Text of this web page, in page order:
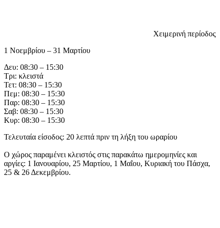
Χειμερινή περίοδος
1 Νοεμβρίου – 31 Μαρτίου
Δευ: 08:30 – 15:30
Τρι: κλειστά
Τετ: 08:30 – 15:30
Πεμ: 08:30 – 15:30
Παρ: 08:30 – 15:30
Σαβ: 08:30 – 15:30
Κυρ: 08:30 – 15:30
Τελευταία είσοδος: 20 λεπτά πριν τη λήξη του ωραρίου
Ο χώρος παραμένει κλειστός στις παρακάτω ημερομηνίες και
αργίες: 1 Ιανουαρίου, 25 Μαρτίου, 1 Μαΐου, Κυριακή του Πάσχα,
25 & 26 Δεκεμβρίου.